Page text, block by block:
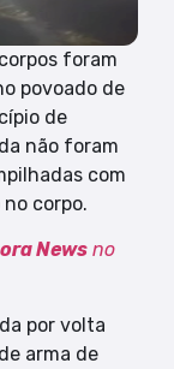
foram
povoado de
de
não foram
com
corpo.
News no
por volta
arma de